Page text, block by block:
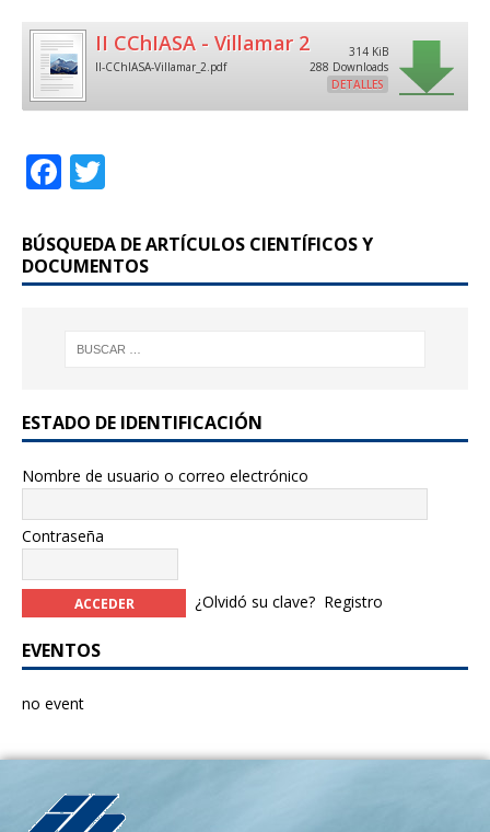
II CChIASA - Villamar 2
II-CChIASA-Villamar_2.pdf
314 KiB
288 Downloads
DETALLES
F
c
e
o
k
it
te
BÚSQUEDA DE ARTÍCULOS CIENTÍFICOS Y
DOCUMENTOS
ESTADO DE IDENTIFICACIÓN
Nombre de usuario o correo electrónico
Contraseña
¿Olvidó su clave? Registro
EVENTOS
no event